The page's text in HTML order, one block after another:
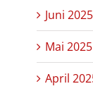
Juni
Mai
April